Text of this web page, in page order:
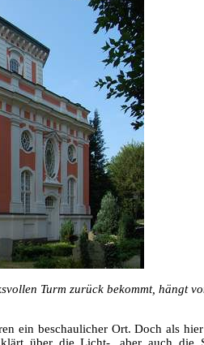
Turm zurück bekommt, hängt
ein beschaulicher Ort. Doch als
über die Licht-, aber auch die